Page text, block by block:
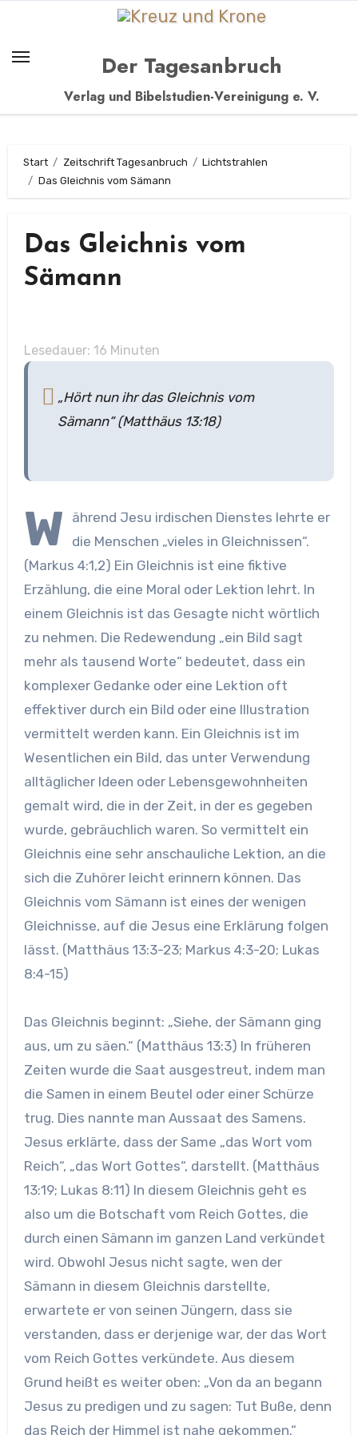
springen
Der Tagesanbruch
Verlag und Bibelstudien-Vereinigung e. V.
Start Zeitschrift Tagesanbruch
Lichtstrahlen
Das Gleichnis vom Sämann
Das Gleichnis vom
Sämann
Lesedauer: 16 Minuten
„Hört nun ihr das Gleichnis vom
Sämann“ (Matthäus 13:18)
W
ährend Jesu irdischen Dienstes lehrte er
die Menschen „vieles in Gleichnissen“.
(Markus 4:1,2) Ein Gleichnis ist eine fiktive
Erzählung, die eine Moral oder Lektion lehrt. In
einem Gleichnis ist das Gesagte nicht wörtlich
zu nehmen. Die Redewendung „ein Bild sagt
mehr als tausend Worte“ bedeutet, dass ein
komplexer Gedanke oder eine Lektion oft
effektiver durch ein Bild oder eine Illustration
vermittelt werden kann. Ein Gleichnis ist im
Wesentlichen ein Bild, das unter Verwendung
alltäglicher Ideen oder Lebensgewohnheiten
gemalt wird, die in der Zeit, in der es gegeben
wurde, gebräuchlich waren. So vermittelt ein
Gleichnis eine sehr anschauliche Lektion, an die
sich die Zuhörer leicht erinnern können. Das
Gleichnis vom Sämann ist eines der wenigen
Gleichnisse, auf die Jesus eine Erklärung folgen
lässt. (Matthäus 13:3-23; Markus 4:3-20; Lukas
8:4-15)
Das Gleichnis beginnt: „Siehe, der Sämann ging
aus, um zu säen.“ (Matthäus 13:3) In früheren
Zeiten wurde die Saat ausgestreut, indem man
die Samen in einem Beutel oder einer Schürze
trug. Dies nannte man Aussaat des Samens.
Jesus erklärte, dass der Same „das Wort vom
Reich“, „das Wort Gottes“, darstellt. (Matthäus
13:19; Lukas 8:11) In diesem Gleichnis geht es
also um die Botschaft vom Reich Gottes, die
durch einen Sämann im ganzen Land verkündet
wird. Obwohl Jesus nicht sagte, wen der
Sämann in diesem Gleichnis darstellte,
erwartete er von seinen Jüngern, dass sie
verstanden, dass er derjenige war, der das Wort
vom Reich Gottes verkündete. Aus diesem
Grund heißt es weiter oben: „Von da an begann
Jesus zu predigen und zu sagen: Tut Buße, denn
das Reich der Himmel ist nahe gekommen.“